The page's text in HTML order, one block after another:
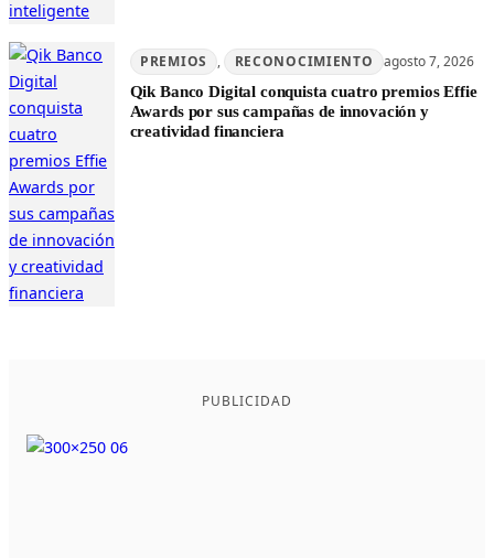
PREMIOS , RECONOCIMIENTO agosto 7, 2026
Qik Banco Digital conquista cuatro premios Effie
Awards por sus campañas de innovación y
creatividad financiera
PUBLICIDAD